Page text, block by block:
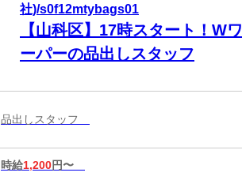
社)/s0f12mtybags01
【山科区】17時スタート！W
ーパーの品出しスタッフ
品出しスタッフ
時給1,200円〜